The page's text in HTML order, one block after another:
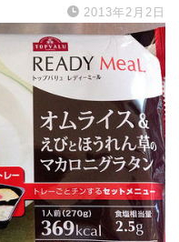
2013年2月2日